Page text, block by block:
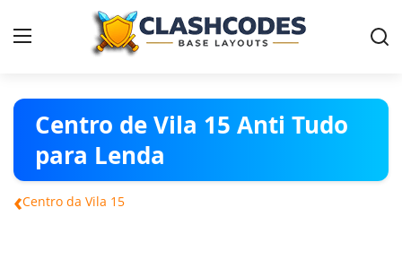
Contact
Vilas
Português
Centro de Vila 15 Anti Tudo
para Lenda
‹Centro da Vila 15